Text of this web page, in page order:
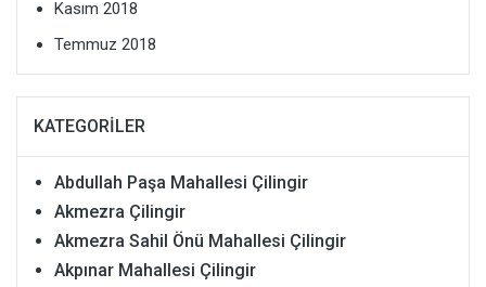
Kasım 2018
Temmuz 2018
KATEGORILER
Abdullah Paşa Mahallesi Çilingir
Akmezra Çilingir
Akmezra Sahil Önü Mahallesi Çilingir
Akpınar Mahallesi Çilingir